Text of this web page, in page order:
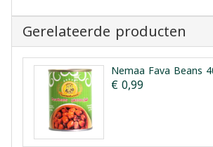
Gerelateerde producten
Nemaa Fava Beans
€ 0,99